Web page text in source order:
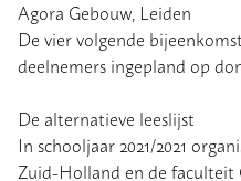
Agora Gebouw, Leiden
De vier volgende
deelnemers ingepland op
De alternatieve leeslijst
In schooljaar 2021/2021
Zuid-Holland en de faculteit